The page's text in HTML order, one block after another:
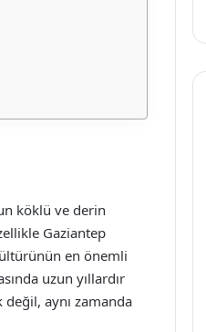
köklü ve derin
Gaziantep
en önemli
uzun yıllardır
aynı zamanda